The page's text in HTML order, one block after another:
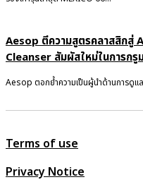
Aesop ตีความสูตรคลาสสิก
Cleanser สัมผัสใหม่ในการกรู
Aesop ตอกย้ำความเป็นผู้นำด้านการดูแ
Terms of use
Privacy Notice